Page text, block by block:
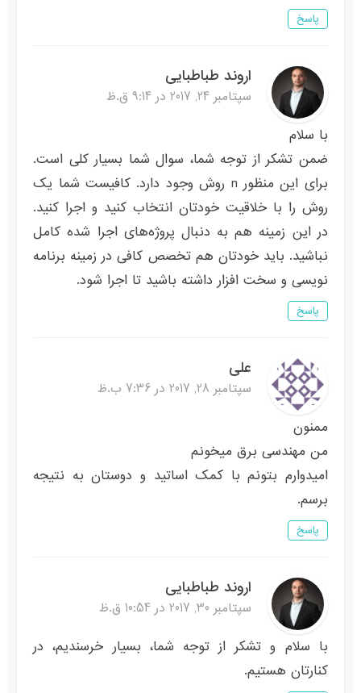
پاسخ
اروند طباطبایی
سپتامبر 24, 2017 در 9:14 ق.ظ
با سلام
ضمن تشکر از توجه شما، سوال شما بسیار کلی است.
برای این منظور n روش وجود دارد. کافیست شما یک
روش را با خلاقیت خودتان انتخاب کنید و اجرا کنید.
در این زمینه هم به دنبال پروژه‌های اجرا شده کامل
نباشید. باید خودتان هم تخصص کافی در زمینه برنامه
نویسی و سخت افزار داشته باشید تا اجرا شود.
پاسخ
علی
سپتامبر 28, 2017 در 7:36 ب.ظ
ممنون
من مهندسی برق میخونم
امیدوارم بتونم با کمک اساتید و دوستان به نتیجه
برسم.
پاسخ
اروند طباطبایی
سپتامبر 30, 2017 در 10:54 ق.ظ
با سلام و تشکر از توجه شما، بسیار خرسندیم، در
کنارتان هستیم.